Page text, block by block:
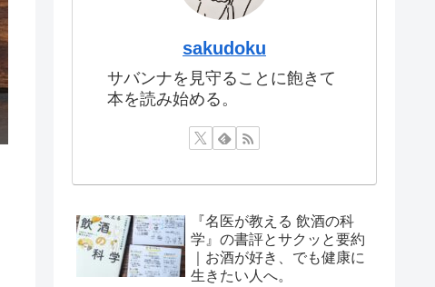
sakudoku
サバンナを見守ることに飽きて
本を読み始める。
『名医が教える 飲酒の科
学』の書評とサクッと要約
｜お酒が好き、でも健康に
生きたい人へ。